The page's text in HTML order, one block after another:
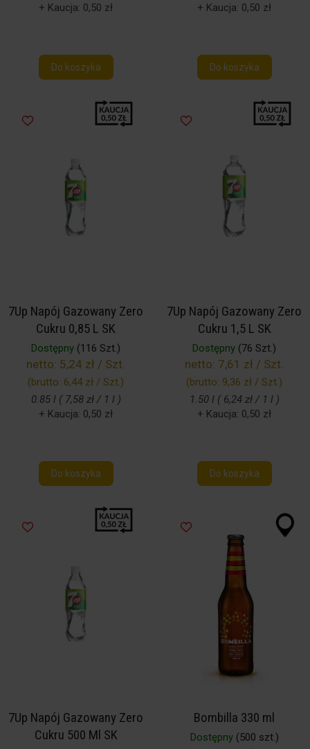
+ Kaucja: 0,50 zł
Do koszyka
+ Kaucja: 0,50 zł
Do koszyka
7Up Napój Gazowany Zero
Cukru 0,85 L SK
Dostępny (116 Szt.)
netto: 5,24 zł / Szt.
(brutto: 6,44 zł / Szt.)
0.85 l ( 7,58 zł / 1 l )
+ Kaucja: 0,50 zł
Do koszyka
7Up Napój Gazowany Zero
Cukru 1,5 L SK
Dostępny (76 Szt.)
netto: 7,61 zł / Szt.
(brutto: 9,36 zł / Szt.)
1.50 l ( 6,24 zł / 1 l )
+ Kaucja: 0,50 zł
Do koszyka
7Up Napój Gazowany Zero
Cukru 500 Ml SK
Bombilla 330 ml
Dostępny(500 szt.)